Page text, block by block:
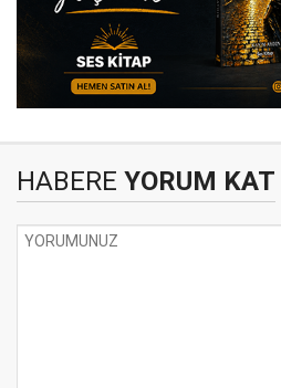
HABERE YORUM KAT